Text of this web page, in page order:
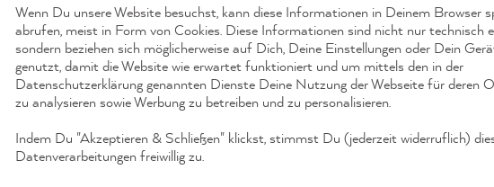
Wenn Du unsere Website besuchst, kann diese Informationen in Deinem Browser
abrufen, meist in Form von Cookies. Diese Informationen sind nicht nur technisch
sondern beziehen sich möglicherweise auf Dich, Deine Einstellungen oder Dein
genutzt, damit die Website wie erwartet funktioniert und um mittels den in der
Datenschutzerklärung genannten Dienste Deine Nutzung der Webseite für deren
zu analysieren sowie Werbung zu betreiben und zu personalisieren.
Indem Du "Akzeptieren & Schließen" klickst, stimmst Du (jederzeit widerruflich)
Datenverarbeitungen freiwillig zu.